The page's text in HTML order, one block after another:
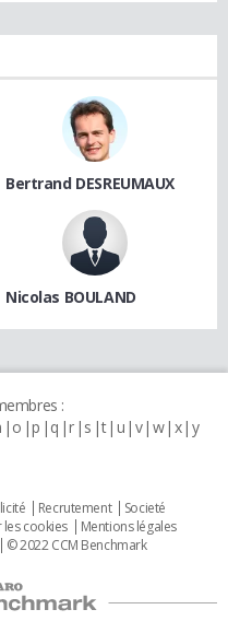
Bertrand DESREUMAUX
Nicolas BOULAND
:
o p q r s t u v w x y
Recrutement
Societé
cookies
Mentions légales
© 2022 CCM Benchmark